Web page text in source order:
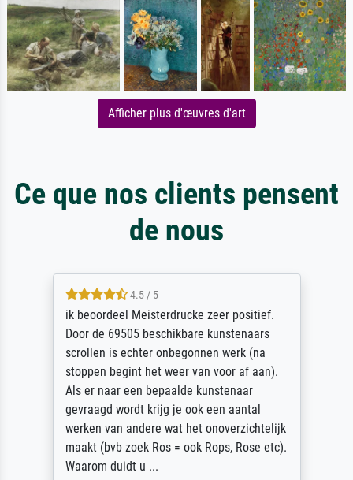
Afficher plus d'œuvres d'art
Ce que nos clients pensent
de nous
4.5 / 5
ik beoordeel Meisterdrucke zeer positief.
Door de 69505 beschikbare kunstenaars
scrollen is echter onbegonnen werk (na
stoppen begint het weer van voor af aan).
Als er naar een bepaalde kunstenaar
gevraagd wordt krijg je ook een aantal
werken van andere wat het onoverzichtelijk
maakt (bvb zoek Ros = ook Rops, Rose etc).
Waarom duidt u ...